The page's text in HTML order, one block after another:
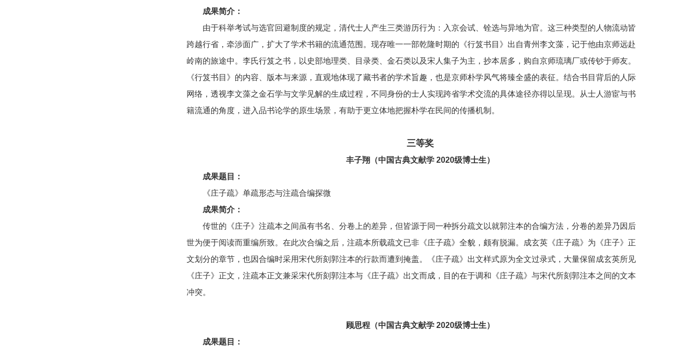
成果简介：
由于科举考试与选官回避制度的规定，清代士人产生三类游历行为：入京会试、铨选与异地为官。这三种类型的人物流动皆
跨越行省，牵涉面广，扩大了学术书籍的流通范围。现存唯一一部乾隆时期的《行笈书目》出自青州李文藻，记于他由京师远赴
岭南的旅途中。李氏行笈之书，以史部地理类、目录类、金石类以及宋人集子为主，抄本居多，购自京师琉璃厂或传钞于师友。
《行笈书目》的内容、版本与来源，直观地体现了藏书者的学术旨趣，也是京师朴学风气将臻全盛的表征。结合书目背后的人际
网络，透视李文藻之金石学与文学见解的生成过程，不同身份的士人实现跨省学术交流的具体途径亦得以呈现。从士人游宦与书
籍流通的角度，进入品书论学的原生场景，有助于更立体地把握朴学在民间的传播机制。
三等奖
丰子翔
（中国古典文献学 2020级博士生）
成果题目：
《庄子疏》单疏形态与注疏合编探微
成果简介：
传世的《庄子》注疏本之间虽有书名、分卷上的差异，但皆源于同一种拆分疏文以就郭注本的合编方法，分卷的差异乃因后
世为便于阅读而重编所致。在此次合编之后，注疏本所载疏文已非《庄子疏》全貌，颇有脱漏。成玄英《庄子疏》为《庄子》正
文划分的章节，也因合编时采用宋代所刻郭注本的行款而遭到掩盖。《庄子疏》出文样式原为全文过录式，大量保留成玄英所见
《庄子》正文，注疏本正文兼采宋代所刻郭注本与《庄子疏》出文而成，目的在于调和《庄子疏》与宋代所刻郭注本之间的文本
冲突。
顾思程 （中国古典文献学 2020级博士生）
成果题目：